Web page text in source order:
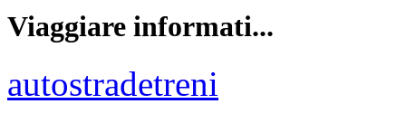
Viaggiare informati...
autostradetreni